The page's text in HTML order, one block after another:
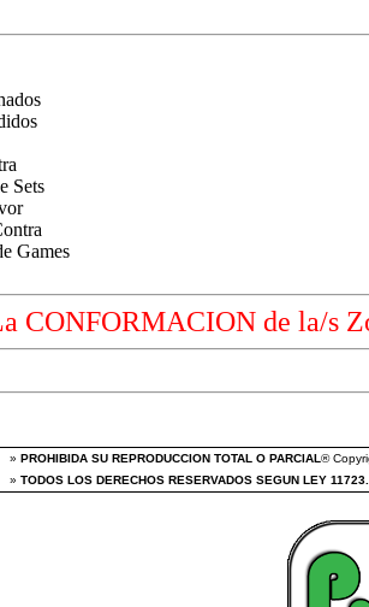
Sets
Games
CONFORMACION de la/s
» PROHIBIDA SU REPRODUCCION TOTAL O PARCIAL®
» TODOS LOS DERECHOS RESERVADOS SEGUN LEY